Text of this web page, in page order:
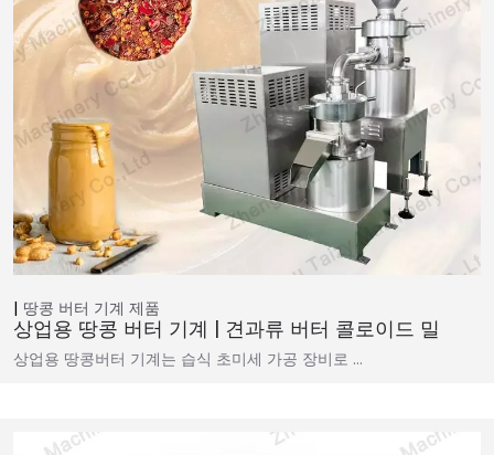
땅콩 버터 기계 제품
상업용 땅콩 버터 기계 | 견과류 버터 콜로이드 밀
상업용 땅콩버터 기계는 습식 초미세 가공 장비로 …